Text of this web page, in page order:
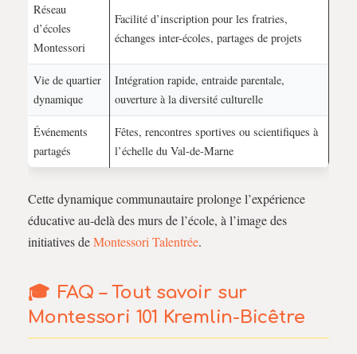
Réseau
d’écoles
Montessori
Facilité d’inscription pour les fratries,
échanges inter-écoles, partages de projets
Vie de quartier
dynamique
Intégration rapide, entraide parentale,
ouverture à la diversité culturelle
Événements
partagés
Fêtes, rencontres sportives ou scientifiques à
l’échelle du Val-de-Marne
Cette dynamique communautaire prolonge l’expérience
éducative au-delà des murs de l’école, à l’image des
initiatives deMontessori Talentrée.
FAQ – Tout savoir sur
Montessori 101 Kremlin-Bicêtre